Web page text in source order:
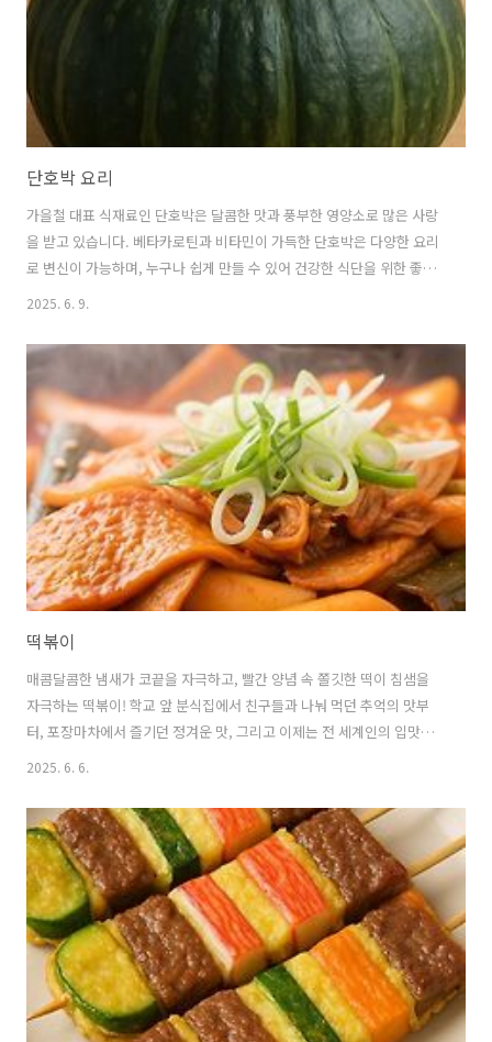
광활한..
단호박 요리
가을철 대표 식재료인 단호박은 달콤한 맛과 풍부한 영양소로 많은 사랑
을 받고 있습니다. 베타카로틴과 비타민이 가득한 단호박은 다양한 요리
로 변신이 가능하며, 누구나 쉽게 만들 수 있어 건강한 식단을 위한 좋은
다.이러한 낮은 칼로리에도 불구하고 단호박에는 우리 몸에 필수적인 영
양소들이 풍부하게 들어있어다이어트 식품으로도 인기가 높습니다.단호
박의 주요 영양성분을 살펴보면탄수화물이 13.63g,단백질이 1.19g,지
방이 0.65g이 포함되어 있으며,수분이 83.6g으로 전체의 84%를 차지
합니다.이러한 구성은 포만감을 주면서도 칼로리 부담을 줄여주는 이상
적인..
2025. 6. 9.
떡볶이
매콤달콤한 냄새가 코끝을 자극하고, 빨간 양념 속 쫄깃한 떡이 침샘을
자극하는 떡볶이! 학교 앞 분식집에서 친구들과 나눠 먹던 추억의 맛부
터, 포장마차에서 즐기던 정겨운 맛, 그리고 이제는 전 세계인의 입맛을
사로잡는 K-푸드의 대표주자까지. 떡볶이는 우리 삶 속에 깊숙이 자리 잡
떡볶이에 대한 모든 궁금증을 해소해 드리겠습니다. 1. 떡볶이의 유구한
역사: 과거에서 현재까지떡볶이는 한국의 역사와 문화를 담고 있는 음식
입니다.지금 우리가 아는 빨간 떡볶이의 모습은 비교적 최근에 등장했지
만, 떡볶이의 기원은 훨씬 더 오래전으로 거슬러 올라갑니다. 🍥 궁중 떡
볶이: 간장으로 맛을 낸 고급스러운 별미떡을 이용한 요리는 조선시대
궁..
2025. 6. 6.